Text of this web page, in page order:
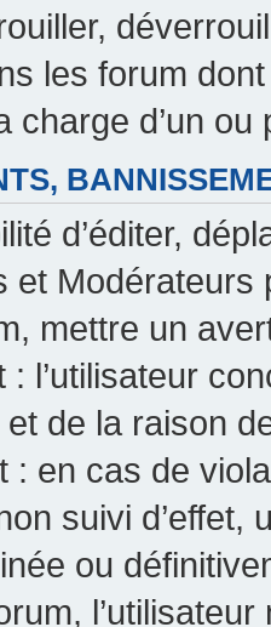
les forum
charge d’un
d’éditer,
et
mettre un
: l’utilisateur
et de la raison
: en cas de
suivi d’effet,
ou